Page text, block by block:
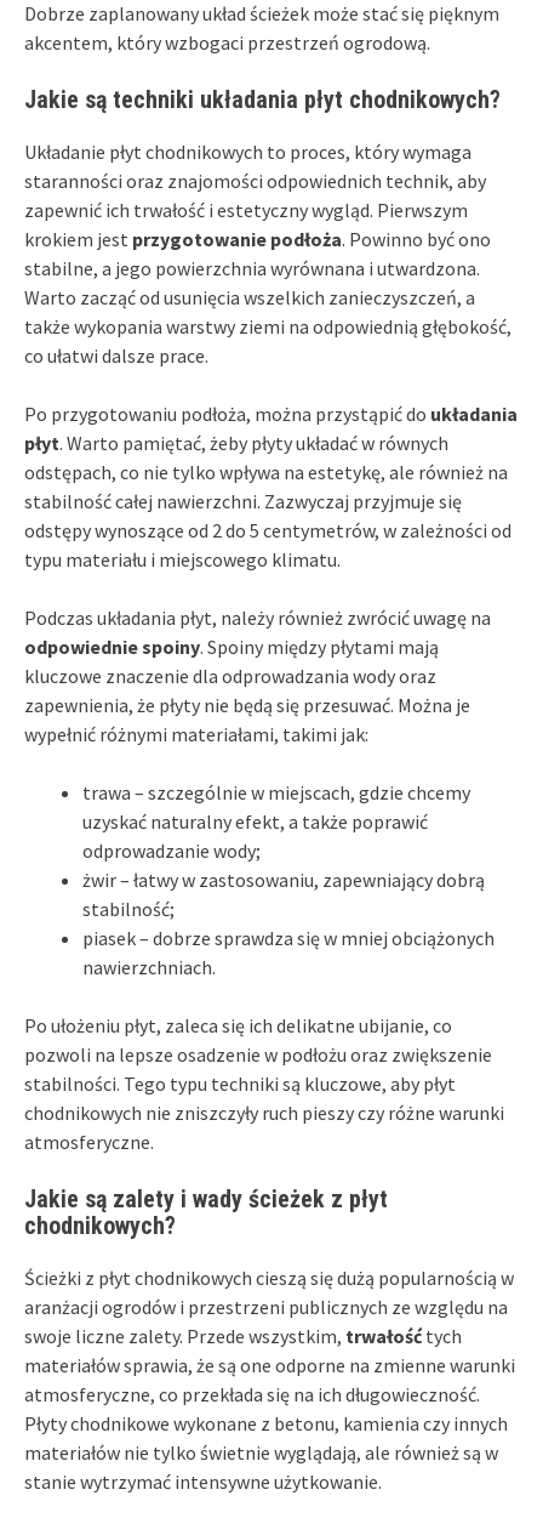
Dobrze zaplanowany układ ścieżek może stać się pięknym
akcentem, który wzbogaci przestrzeń ogrodową.
Jakie są techniki układania płyt chodnikowych?
Układanie płyt chodnikowych to proces, który wymaga
staranności oraz znajomości odpowiednich technik, aby
zapewnić ich trwałość i estetyczny wygląd. Pierwszym
krokiem jest przygotowanie podłoża. Powinno być ono
stabilne, a jego powierzchnia wyrównana i utwardzona.
Warto zacząć od usunięcia wszelkich zanieczyszczeń, a
także wykopania warstwy ziemi na odpowiednią głębokość,
co ułatwi dalsze prace.
Po przygotowaniu podłoża, można przystąpić do układania
płyt. Warto pamiętać, żeby płyty układać w równych
odstępach, co nie tylko wpływa na estetykę, ale również na
stabilność całej nawierzchni. Zazwyczaj przyjmuje się
odstępy wynoszące od 2 do 5 centymetrów, w zależności od
typu materiału i miejscowego klimatu.
Podczas układania płyt, należy również zwrócić uwagę na
odpowiednie spoiny. Spoiny między płytami mają
kluczowe znaczenie dla odprowadzania wody oraz
zapewnienia, że płyty nie będą się przesuwać. Można je
wypełnić różnymi materiałami, takimi jak:
trawa – szczególnie w miejscach, gdzie chcemy
uzyskać naturalny efekt, a także poprawić
odprowadzanie wody;
żwir – łatwy w zastosowaniu, zapewniający dobrą
stabilność;
piasek – dobrze sprawdza się w mniej obciążonych
nawierzchniach.
Po ułożeniu płyt, zaleca się ich delikatne ubijanie, co
pozwoli na lepsze osadzenie w podłożu oraz zwiększenie
stabilności. Tego typu techniki są kluczowe, aby płyt
chodnikowych nie zniszczyły ruch pieszy czy różne warunki
atmosferyczne.
Jakie są zalety i wady ścieżek z płyt
chodnikowych?
Ścieżki z płyt chodnikowych cieszą się dużą popularnością w
aranżacji ogrodów i przestrzeni publicznych ze względu na
swoje liczne zalety. Przede wszystkim, trwałośćtych
materiałów sprawia, że są one odporne na zmienne warunki
atmosferyczne, co przekłada się na ich długowieczność.
Płyty chodnikowe wykonane z betonu, kamienia czy innych
materiałów nie tylko świetnie wyglądają, ale również są w
stanie wytrzymać intensywne użytkowanie.